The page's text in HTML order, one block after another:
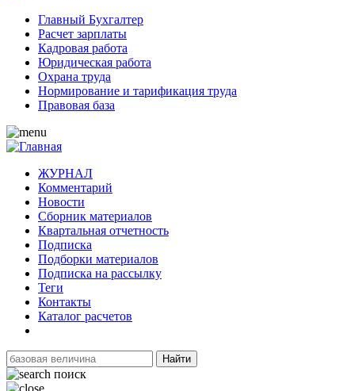
Главный Бухгалтер
Расчет зарплаты
Кадровая работа
Юридическая работа
Охрана труда
Нормирование и тарификация труда
Правовая база
ЖУРНАЛ
Комментарий
Новости
Сборник материалов
Квартальная отчетность
Подписка
Подборки материалов
Подписка на рассылку
Теги
Контакты
Каталог расчетов
Найти
поиск